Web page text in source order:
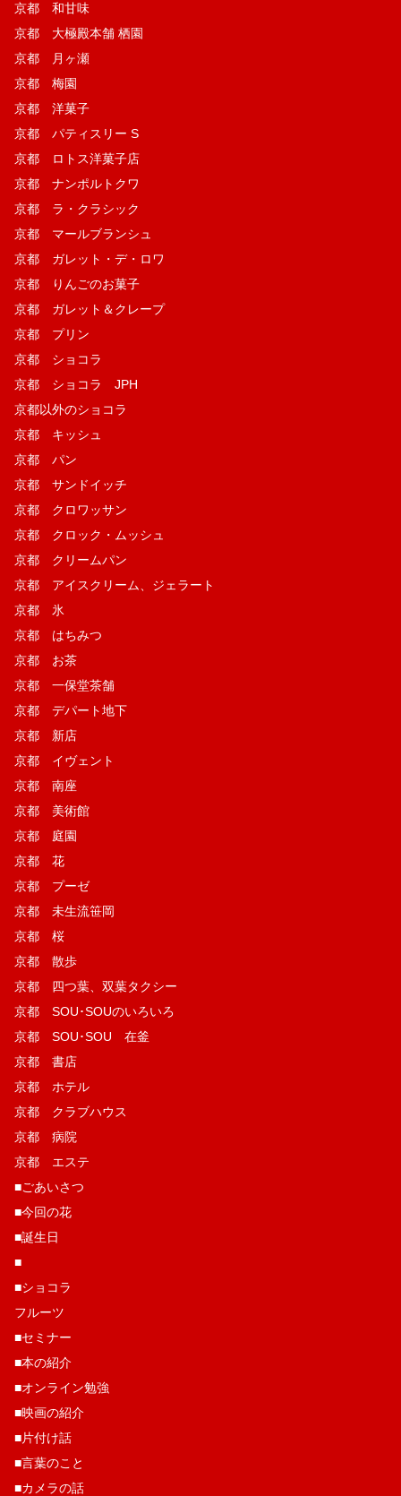
京都 和甘味
京都 大極殿本舗 栖園
京都 月ヶ瀬
京都 梅園
京都 洋菓子
京都 パティスリー S
京都 ロトス洋菓子店
京都 ナンポルトクワ
京都 ラ・クラシック
京都 マールブランシュ
京都 ガレット・デ・ロワ
京都 りんごのお菓子
京都 ガレット＆クレープ
京都 プリン
京都 ショコラ
京都 ショコラ JPH
京都以外のショコラ
京都 キッシュ
京都 パン
京都 サンドイッチ
京都 クロワッサン
京都 クロック・ムッシュ
京都 クリームパン
京都 アイスクリーム、ジェラート
京都 氷
京都 はちみつ
京都 お茶
京都 一保堂茶舗
京都 デパート地下
京都 新店
京都 イヴェント
京都 南座
京都 美術館
京都 庭園
京都 花
京都 プーゼ
京都 未生流笹岡
京都 桜
京都 散歩
京都 四つ葉、双葉タクシー
京都 SOU･SOUのいろいろ
京都 SOU･SOU 在釜
京都 書店
京都 ホテル
京都 クラブハウス
京都 病院
京都 エステ
■ごあいさつ
■今回の花
■誕生日
■
■ショコラ
フルーツ
■セミナー
■本の紹介
■オンライン勉強
■映画の紹介
■片付け話
■言葉のこと
■カメラの話